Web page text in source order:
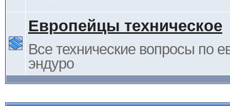
Европейцы техническое
Все технические вопросы по
эндуро